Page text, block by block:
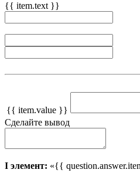
{{ item.text }}
{{ item.value }}
Сделайте вывод
I элемент: «{{